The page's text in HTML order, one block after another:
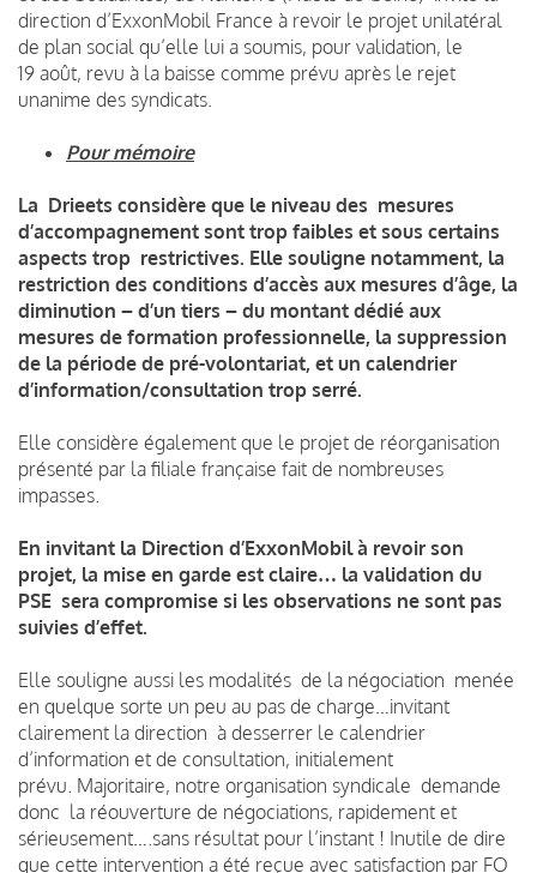
direction d’ExxonMobil France à revoir le projet unilatéral
de plan social qu’elle lui a soumis, pour validation, le
19 août, revu à la baisse comme prévu après le rejet
unanime des syndicats.
Pour mémoire
La Drieets considère que le niveau des mesures
d’accompagnement sont trop faibles et sous certains
aspects trop restrictives. Elle souligne notamment, la
restriction des conditions d’accès aux mesures d’âge, la
diminution – d’un tiers – du montant dédié aux
mesures de formation professionnelle, la suppression
de la période de pré-volontariat, et un calendrier
d’information/consultation trop serré.
Elle considère également que le projet de réorganisation
présenté par la filiale française fait de nombreuses
impasses.
En invitant la Direction d’ExxonMobil à revoir son
projet, la mise en garde est claire… la validation du
PSE sera compromise si les observations ne sont pas
suivies d’effet.
Elle souligne aussi les modalités de la négociation menée
en quelque sorte un peu au pas de charge…invitant
clairement la direction à desserrer le calendrier
d’information et de consultation, initialement
prévu. Majoritaire, notre organisation syndicale demande
donc la réouverture de négociations, rapidement et
sérieusement….sans résultat pour l’instant ! Inutile de dire
que cette intervention a été reçue avec satisfaction par FO